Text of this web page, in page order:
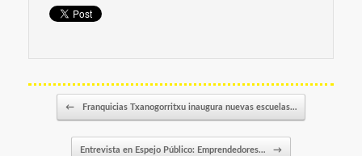
Post navigation
← Franquicias Txanogorritxu inaugura nuevas escuelas…
Entrevista en Espejo Público: Emprendedores… →